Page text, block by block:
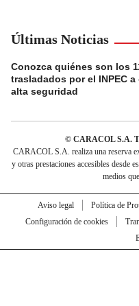
Últimas Noticias
Conozca quiénes son los
trasladados por el INPEC a
alta seguridad
© CARACOL S.A.
CARACOL S.A. realiza una reserva
y otras prestaciones accesibles desde
medios
Aviso legal Política de
Configuración de cookies